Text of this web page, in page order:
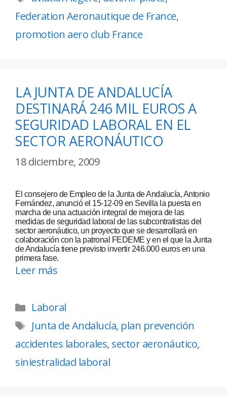
Federation Aeronautique de France,
promotion aero club France
LA JUNTA DE ANDALUCÍA
DESTINARÁ 246 MIL EUROS A
SEGURIDAD LABORAL EN EL
SECTOR AERONÁUTICO
18 diciembre, 2009
El consejero de Empleo de la Junta de Andalucía, Antonio
Fernández, anunció el 15-12-09 en Sevilla la puesta en
marcha de una actuación integral de mejora de las
medidas de seguridad laboral de las subcontratistas del
sector aeronáutico, un proyecto que se desarrollará en
colaboración con la patronal FEDEME y en el que la Junta
de Andalucía tiene previsto invertir 246.000 euros en una
primera fase.
Leer más
Laboral
Junta de Andalucía, plan prevención
accidentes laborales, sector aeronáutico,
siniestralidad laboral